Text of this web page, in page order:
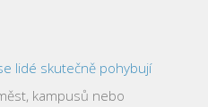
lidé skutečně pohybují
kampusů nebo